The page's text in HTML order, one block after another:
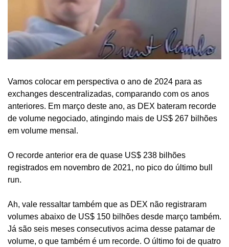
Vamos colocar em perspectiva o ano de 2024 para as
exchanges descentralizadas, comparando com os anos
anteriores. Em março deste ano, as DEX bateram recorde
de volume negociado, atingindo mais de US$ 267 bilhões
em volume mensal.
O recorde anterior era de quase US$ 238 bilhões
registrados em novembro de 2021, no pico do último bull
run.
Ah, vale ressaltar também que as DEX não registraram
volumes abaixo de US$ 150 bilhões desde março também.
Já são seis meses consecutivos acima desse patamar de
volume, o que também é um recorde. O último foi de quatro